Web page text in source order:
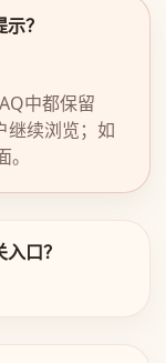
？
中都保留
继续浏览；如
口？